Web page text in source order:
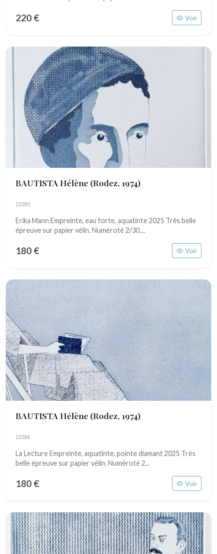
220 € Voir
BAUTISTA Hélène (Rodez, 1974)
22385
Erika Mann Empreinte, eau forte, aquatinte 2025 Très belle
épreuve sur papier vélin. Numéroté 2/30....
180 € Voir
BAUTISTA Hélène (Rodez, 1974)
22386
La Lecture Empreinte, aquatinte, pointe diamant 2025 Très
belle épreuve sur papier vélin. Numéroté 2...
180 € Voir